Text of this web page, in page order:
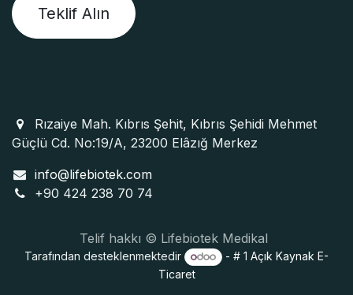
Teklif Alın
Rızaiye Mah. Kıbrıs Şehit, Kıbrıs Şehidi Mehmet
Güçlü Cd. No:19/A, 23200 Elâzığ Merkez
info@lifebiotek.com
+90 424 238 70 74
Telif hakkı © Lifebiotek Medikal
Tarafından desteklenmektedir - # 1Açık Kaynak E-
Ticaret